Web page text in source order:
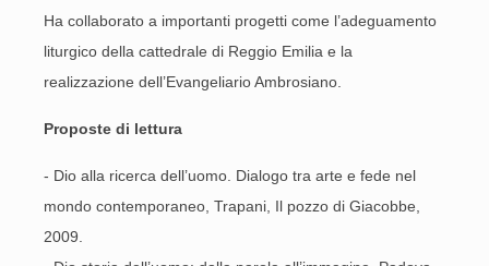
Ha collaborato a importanti progetti come l’adeguamento
liturgico della cattedrale di Reggio Emilia e la
realizzazione dell’Evangeliario Ambrosiano.
Proposte di lettura
- Dio alla ricerca dell’uomo. Dialogo tra arte e fede nel
mondo contemporaneo, Trapani, Il pozzo di Giacobbe,
2009.